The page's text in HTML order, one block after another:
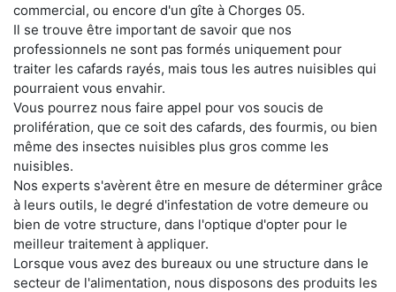
commercial, ou encore d'un gîte à Chorges 05.
Il se trouve être important de savoir que nos
professionnels ne sont pas formés uniquement pour
traiter les cafards rayés, mais tous les autres nuisibles qui
pourraient vous envahir.
Vous pourrez nous faire appel pour vos soucis de
prolifération, que ce soit des cafards, des fourmis, ou bien
même des insectes nuisibles plus gros comme les
nuisibles.
Nos experts s'avèrent être en mesure de déterminer grâce
à leurs outils, le degré d'infestation de votre demeure ou
bien de votre structure, dans l'optique d'opter pour le
meilleur traitement à appliquer.
Lorsque vous avez des bureaux ou une structure dans le
secteur de l'alimentation, nous disposons des produits les